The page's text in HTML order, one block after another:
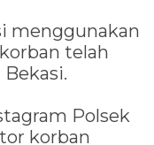
menggunakan
telah
Polsek
korban